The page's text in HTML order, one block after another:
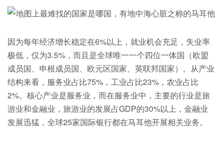
因为每年经济增长稳定在6%以上，就业机会充足，失业率
极低，仅为3.5%，而且是全球唯一一个四位一体国（欧盟
成员国、申根成员国、欧元区国家、英联邦国家）。从产业
结构来看，服务业占比75%，工业占比23%，农业占比
2%。核心产业是服务业，而在服务业中，主要的行业是旅
游业和金融业，旅游业的发展占GDP的30%以上，金融业
发展迅猛，全球25家国际银行都在马耳他开展相关业务。